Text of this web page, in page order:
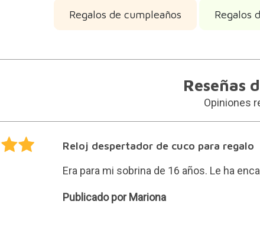
Regalos de cumpleaños Regalos
Reseñas
Opiniones
Reloj despertador de cuco para regalo
Era para mi sobrina de 16 años. Le ha
Mariona
Publicado por Mariona